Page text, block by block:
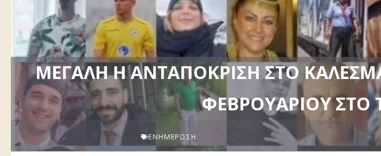
ΜΕΓΆΛΗ Η ΑΝΤΑΠΌΚΡΙΣΗ ΣΤΟ
ΦΕΒΡΟΥΑΡΊΟΥ ΣΤΟ
ΕΝΗΜΈΡΩΣΗ